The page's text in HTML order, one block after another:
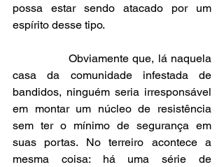
possa estar sendo atacado por um
espírito desse tipo.
casa da comunidade infestada de
bandidos, ninguém seria irresponsável
em montar um núcleo de resistência
sem ter o mínimo de segurança em
suas portas. No terreiro acontece a
mesma coisa: há uma série de